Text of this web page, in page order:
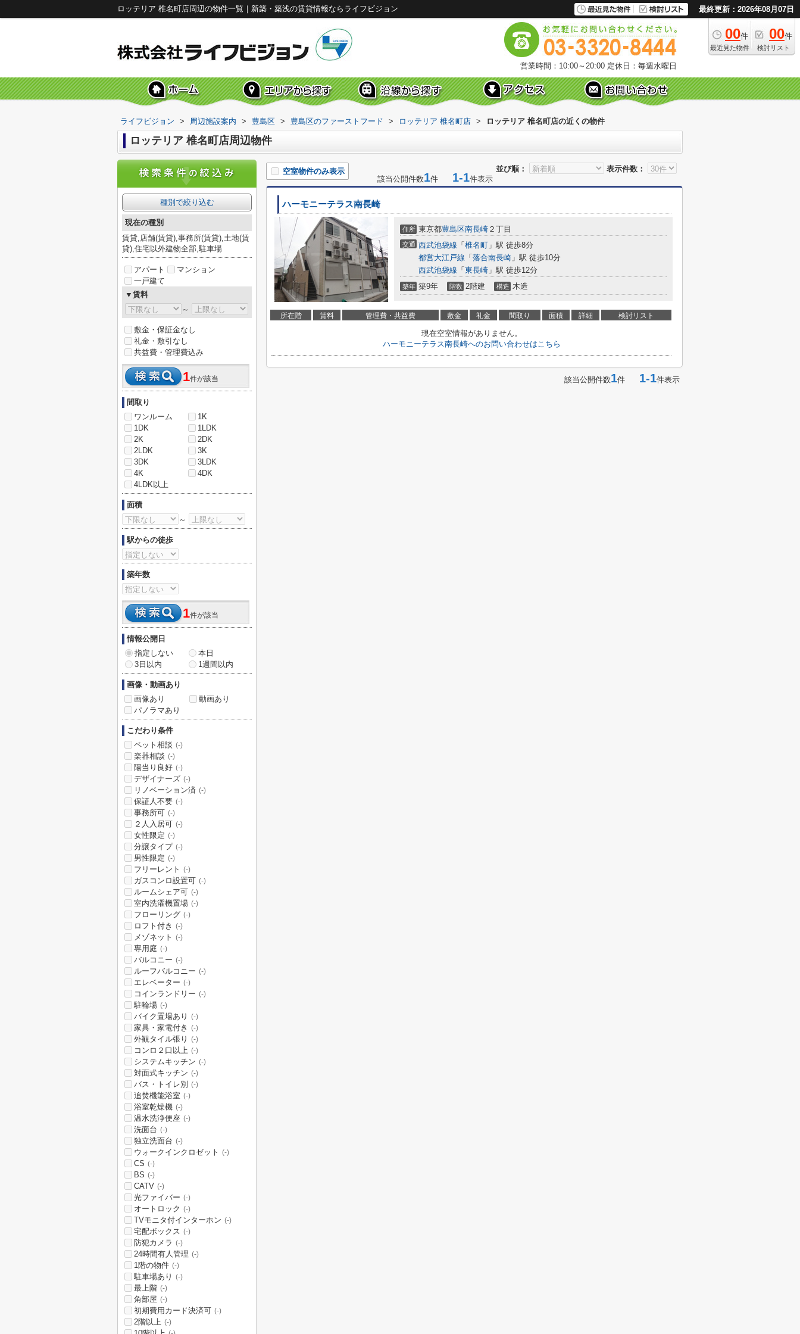
ロッテリア 椎名町店周辺の物件一覧｜新築・築浅の賃貸情報ならライフビジョン 最終更新：2026年08月07日
00件
最近見た物件
00件
検討リスト
営業時間：10:00～20:00 定休日：毎週水曜日
ライフビジョン > 周辺施設案内 > 豊島区 > 豊島区のファーストフード > ロッテリア 椎名町店 > ロッテリア 椎名町店の近くの物件
ロッテリア 椎名町店周辺物件
並び順： 表示件数：
空室物件のみ表示
該当公開件数1件 1-1件表示
ハーモニーテラス南長崎
住所 東京都豊島区南長崎 ２丁目
交通 西武池袋線 「 椎名町 」駅 徒歩8分
都営大江戸線 「 落合南長崎 」駅 徒歩10分
西武池袋線 「 東長崎 」駅 徒歩12分
築年 築9年 階数 2階建 構造 木造
所在階 賃料 管理費・共益費 敷金 礼金 間取り 面積 詳細 検討リスト
現在空室情報がありません。
ハーモニーテラス南長崎へのお問い合わせはこちら
該当公開件数1件 1-1件表示
種別で絞り込む
現在の種別
賃貸,店舗(賃貸),事務所(賃貸),土地(賃
貸),住宅以外建物全部,駐車場
アパート
マンション
一戸建て
▼賃料
～
敷金・保証金なし
礼金・敷引なし
共益費・管理費込み
1件が該当
間取り
ワンルーム
1K
1DK
1LDK
2K
2DK
2LDK
3K
3DK
3LDK
4K
4DK
4LDK以上
面積
～
駅からの徒歩
築年数
1件が該当
情報公開日
指定しない
本日
3日以内
1週間以内
画像・動画あり
画像あり
動画あり
パノラマあり
こだわり条件
ペット相談 (-)
楽器相談 (-)
陽当り良好 (-)
デザイナーズ (-)
リノベーション済 (-)
保証人不要 (-)
事務所可 (-)
２人入居可 (-)
女性限定 (-)
分譲タイプ (-)
男性限定 (-)
フリーレント (-)
ガスコンロ設置可 (-)
ルームシェア可 (-)
室内洗濯機置場 (-)
フローリング (-)
ロフト付き (-)
メゾネット (-)
専用庭 (-)
バルコニー (-)
ルーフバルコニー (-)
エレベーター (-)
コインランドリー (-)
駐輪場 (-)
バイク置場あり (-)
家具・家電付き (-)
外観タイル張り (-)
コンロ２口以上 (-)
システムキッチン (-)
対面式キッチン (-)
バス・トイレ別 (-)
追焚機能浴室 (-)
浴室乾燥機 (-)
温水洗浄便座 (-)
洗面台 (-)
独立洗面台 (-)
ウォークインクロゼット (-)
CS (-)
BS (-)
CATV (-)
光ファイバー (-)
オートロック (-)
TVモニタ付インターホン (-)
宅配ボックス (-)
防犯カメラ (-)
24時間有人管理 (-)
1階の物件 (-)
駐車場あり (-)
最上階 (-)
角部屋 (-)
初期費用カード決済可 (-)
2階以上 (-)